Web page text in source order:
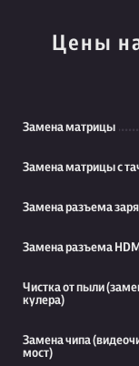
Цены
Замена матрицы
Замена матрицы с
Замена разъема
Замена разъема
Чистка от пыли
кулера)
Замена чипа
мост)